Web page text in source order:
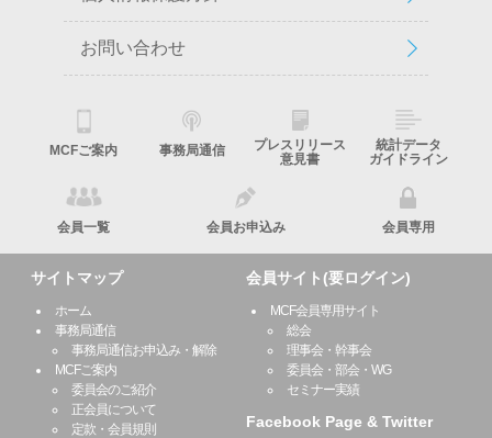
お問い合わせ
MCFご案内 事務局通信
プレスリリース
意見書
統計データ
ガイドライン
会員一覧 会員お申込み 会員専用
サイトマップ
ホーム
事務局通信
事務局通信お申込み・解除
MCFご案内
委員会のご紹介
正会員について
定款・会員規則
会員サイト(要ログイン)
MCF会員専用サイト
総会
理事会・幹事会
委員会・部会・WG
セミナー実績
Facebook Page & Twitter